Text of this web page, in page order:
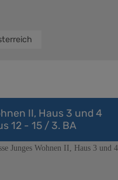
II, Haus 3 und 4
12 - 15 / 3. BA